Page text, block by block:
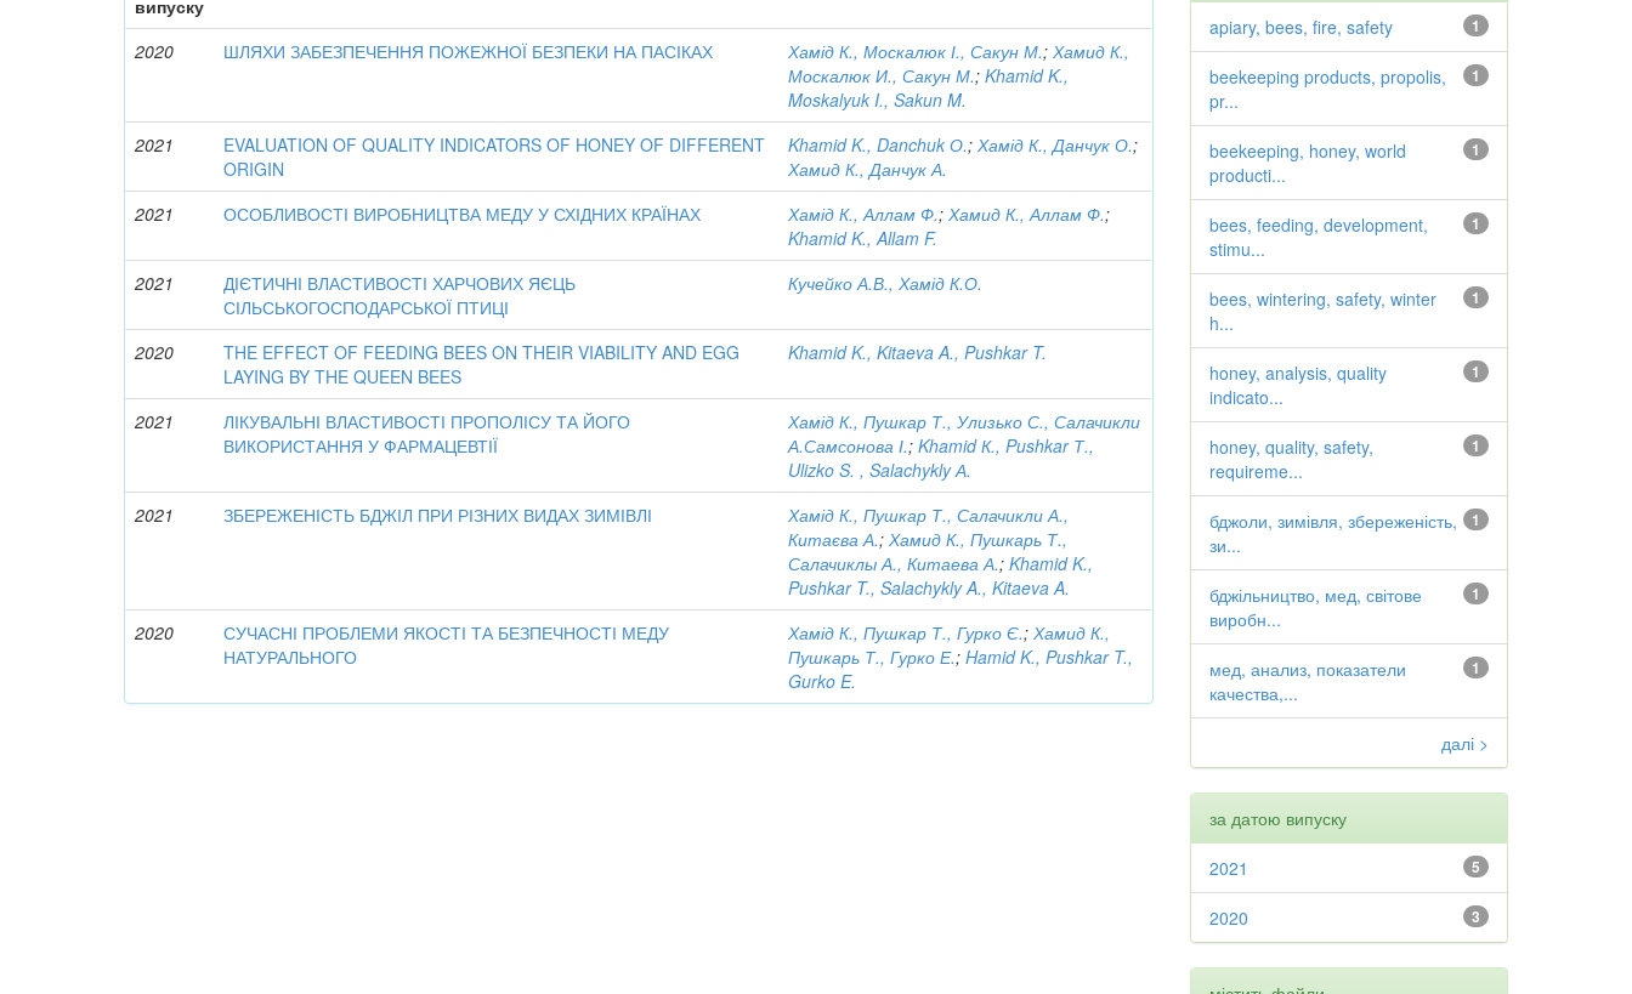
випуску
2020 ШЛЯХИ ЗАБЕЗПЕЧЕННЯ ПОЖЕЖНОЇ БЕЗПЕКИ НА ПАСІКАХ Хамід К., Москалюк І., Сакун М.; Хамид К.,
Москалюк И., Сакун М.;Khamid K.,
Moskalyuk I., Sakun M.
2021
EVALUATION OF QUALITY INDICATORS OF HONEY OF DIFFERENT
ORIGIN
Khamid K., Danchuk О.; Хамід К., Данчук О.;
Хамид К., Данчук А.
2021
ОСОБЛИВОСТІ ВИРОБНИЦТВА МЕДУ У СХІДНИХ КРАЇНАХ Хамід К., Аллам Ф.; Хамид К., Аллам Ф.;
Khamid K., Allam F.
2021
ДІЄТИЧНІ ВЛАСТИВОСТІ ХАРЧОВИХ ЯЄЦЬ
СІЛЬСЬКОГОСПОДАРСЬКОЇ ПТИЦІ
Кучейко А.В., Хамід К.О.
2020
THE EFFECT OF FEEDING BEES ON THEIR VIABILITY AND EGG
LAYING BY THE QUEEN BEES
Khamid K., Kitaeva A., Pushkar T.
2021
ЛІКУВАЛЬНІ ВЛАСТИВОСТІ ПРОПОЛІСУ ТА ЙОГО
ВИКОРИСТАННЯ У ФАРМАЦЕВТІЇ
Хамід К., Пушкар Т., Улизько С., Салачикли
А.Самсонова І.;Khamid К., Pushkar Т.,
Ulizko S. , Salachykly А.
2021
ЗБЕРЕЖЕНІСТЬ БДЖІЛ ПРИ РІЗНИХ ВИДАХ ЗИМІВЛІ
Хамід К., Пушкар Т., Салачикли А.,
Китаєва А.; Хамид К., Пушкарь Т.,
Салачиклы А., Китаева А.;Khamid K.,
Pushkar T., Salachykly A., Kitaeva A.
2020
СУЧАСНІ ПРОБЛЕМИ ЯКОСТІ ТА БЕЗПЕЧНОСТІ МЕДУ
НАТУРАЛЬНОГО
Хамід К., Пушкар Т., Гурко Є.; Хамид К.,
Пушкарь Т., Гурко Е.;Hamid K., Pushkar T.,
Gurko E.
1
apiary, bees, fire, safety
1
beekeeping products, propolis,
pr...
1
beekeeping, honey, world
producti...
1
bees, feeding, development,
stimu...
1
bees, wintering, safety, winter
h...
1
honey, analysis, quality
indicato...
1
honey, quality, safety,
requireme...
1
бджоли, зимівля, збереженість,
зи...
1
бджільництво, мед, світове
виробн...
1
мед, анализ, показатели
качества,...
далі >
за датою випуску
5
2021
3
2020